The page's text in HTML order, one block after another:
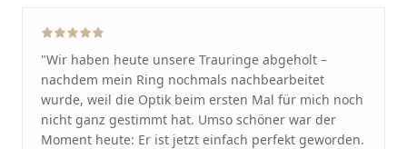
"Wir haben heute unsere Trauringe abgeholt –
nachdem mein Ring nochmals nachbearbeitet
wurde, weil die Optik beim ersten Mal für mich noch
nicht ganz gestimmt hat. Umso schöner war der
Moment heute: Er ist jetzt einfach perfekt geworden.